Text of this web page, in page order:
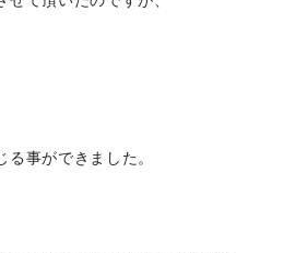
事ができました。